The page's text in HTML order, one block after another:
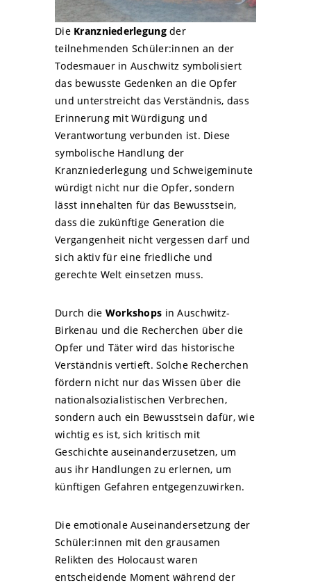
Die Kranzniederlegungder
teilnehmenden Schüler:innen an der
Todesmauer in Auschwitz symbolisiert
das bewusste Gedenken an die Opfer
und unterstreicht das Verständnis, dass
Erinnerung mit Würdigung und
Verantwortung verbunden ist. Diese
symbolische Handlung der
Kranzniederlegung und Schweigeminute
würdigt nicht nur die Opfer, sondern
lässt innehalten für das Bewusstsein,
dass die zukünftige Generation die
Vergangenheit nicht vergessen darf und
sich aktiv für eine friedliche und
gerechte Welt einsetzen muss.
Durch die Workshops in Auschwitz-
Birkenau und die Recherchen über die
Opfer und Täter wird das historische
Verständnis vertieft. Solche Recherchen
fördern nicht nur das Wissen über die
nationalsozialistischen Verbrechen,
sondern auch ein Bewusstsein dafür, wie
wichtig es ist, sich kritisch mit
Geschichte auseinanderzusetzen, um
aus ihr Handlungen zu erlernen, um
künftigen Gefahren entgegenzuwirken.
Die emotionale Auseinandersetzung der
Schüler:innen mit den grausamen
Relikten des Holocaust waren
entscheidende Moment während der